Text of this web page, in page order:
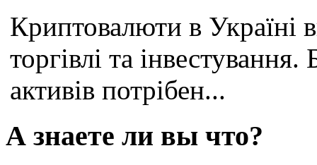
Криптовалюти в Україні
торгівлі та
активів потрібен...
А знаете ли вы что?